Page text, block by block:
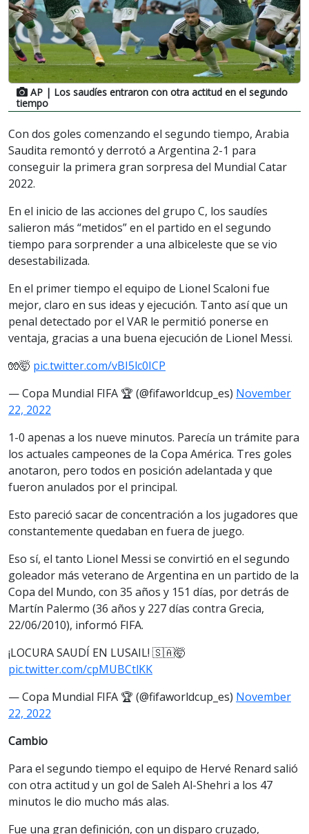
AP | Los saudíes entraron con otra actitud en el segundo
tiempo
Con dos goles comenzando el segundo tiempo, Arabia
Saudita remontó y derrotó a Argentina 2-1 para
conseguir la primera gran sorpresa del Mundial Catar
2022.
En el inicio de las acciones del grupo C, los saudíes
salieron más “metidos” en el partido en el segundo
tiempo para sorprender a una albiceleste que se vio
desestabilizada.
En el primer tiempo el equipo de Lionel Scaloni fue
mejor, claro en sus ideas y ejecución. Tanto así que un
penal detectado por el VAR le permitió ponerse en
ventaja, gracias a una buena ejecución de Lionel Messi.
🧤🤯 pic.twitter.com/vBI5lc0ICP
— Copa Mundial FIFA 🏆 (@fifaworldcup_es) November
22, 2022
1-0 apenas a los nueve minutos. Parecía un trámite para
los actuales campeones de la Copa América. Tres goles
anotaron, pero todos en posición adelantada y que
fueron anulados por el principal.
Esto pareció sacar de concentración a los jugadores que
constantemente quedaban en fuera de juego.
Eso sí, el tanto Lionel Messi se convirtió en el segundo
goleador más veterano de Argentina en un partido de la
Copa del Mundo, con 35 años y 151 días, por detrás de
Martín Palermo (36 años y 227 días contra Grecia,
22/06/2010), informó FIFA.
¡LOCURA SAUDÍ EN LUSAIL! 🇸🇦🤯
pic.twitter.com/cpMUBCtlKK
— Copa Mundial FIFA 🏆 (@fifaworldcup_es) November
22, 2022
Cambio
Para el segundo tiempo el equipo de Hervé Renard salió
con otra actitud y un gol de Saleh Al-Shehri a los 47
minutos le dio mucho más alas.
Fue una gran definición, con un disparo cruzado,